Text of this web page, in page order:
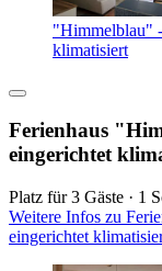
"Himmelblau"
klimatisiert
Ferienhaus
eingerichtet
Platz für 3 Gäste · 1
Weitere Infos zu
eingerichtet